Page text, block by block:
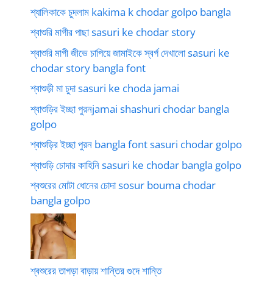
শ্যালিকাকে চুদলাম kakima k chodar golpo bangla
শ্বাশুরি মাগীর পাছা sasuri ke chodar story
শ্বাশুরি মাগী জীভে চাপিয়ে জামাইকে স্বর্গ দেখালো sasuri ke
chodar story bangla font
শ্বাশুড়ী মা চুদা sasuri ke choda jamai
শ্বাশুড়ির ইচ্ছা পুরনjamai shashuri chodar bangla
golpo
শ্বাশুড়ির ইচ্ছা পুরন bangla font sasuri chodar golpo
শ্বাশুড়ি চোদার কাহিনি sasuri ke chodar bangla golpo
শ্বশুরের মোটা ধোনের চোদা sosur bouma chodar
bangla golpo
শ্বশুরের তাগড়া বাড়ায় শান্তির গুদে শান্তি